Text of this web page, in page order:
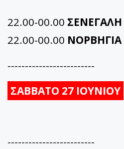
22.00-00.00 ΣΕΝΕΓΑΛΗ
22.00-00.00 ΝΟΡΒΗΓΙΑ
-------------------------
ΣΑΒΒΑΤΟ 27 ΙΟΥΝΙΟΥ
-------------------------